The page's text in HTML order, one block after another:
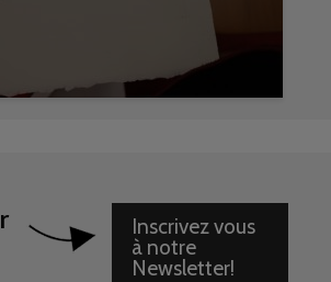
Inscrivez vous
à notre
Newsletter!